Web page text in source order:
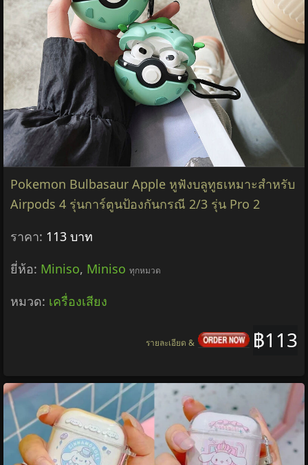
Pokemon Bulbasaur Apple หูฟังบลูทูธเหมาะสําหรับ
Airpods 4 รุ่นการ์ตูนป้องกันกรณี 2/3 รุ่น Pro 2
ราคา: 113 บาท
ยี่ห้อ: Miniso, Miniso ทุกหมวด
หมวด: เครื่องเสียง
฿113
รายละเอียด &